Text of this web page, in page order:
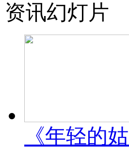
资讯幻灯片
《年轻的